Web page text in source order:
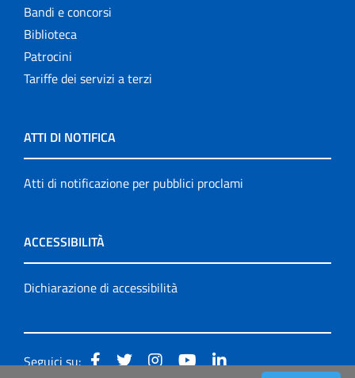
Bandi e concorsi
Biblioteca
Patrocini
Tariffe dei servizi a terzi
ATTI DI NOTIFICA
Atti di notificazione per pubblici proclami
ACCESSIBILITÀ
Dichiarazione di accessibilità
Seguici su: